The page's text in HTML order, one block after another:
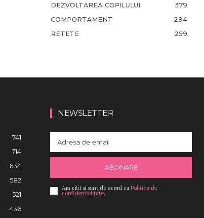
DEZVOLTAREA COPILULUI
379
COMPORTAMENT
294
RETETE
259
741
714
634
582
521
436
NEWSLETTER
ABONARE
Am citit si sunt de acord cu Politica de
confidentialitate.